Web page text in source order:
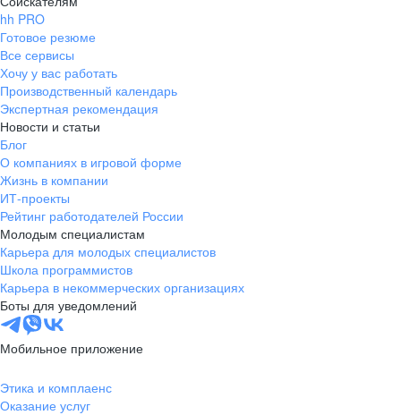
hh PRO
Готовое резюме
Все сервисы
Хочу у вас работать
Производственный календарь
Экспертная рекомендация
Новости и статьи
Блог
О компаниях в игровой форме
Жизнь в компании
ИТ-проекты
Рейтинг работодателей России
Молодым специалистам
Карьера для молодых специалистов
Школа программистов
Карьера в некоммерческих организациях
Боты для уведомлений
Мобильное приложение
Этика и комплаенс
Оказание услуг